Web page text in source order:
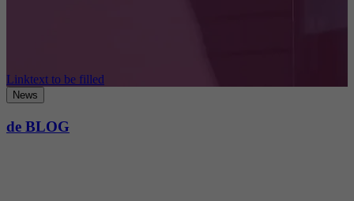
Linktext to be filled
News
de BLOG